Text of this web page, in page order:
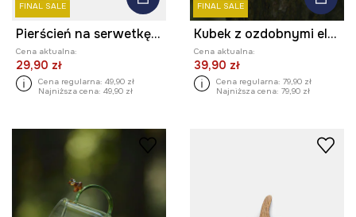
FINAL SALE
Pierścień na serwetkę - dynia (2-pack)
Cena aktualna:
29,90 zł
Cena regularna: 49,90 zł
Najniższa cena: 49,90 zł
FINAL SALE
Kubek z ozdobnymi elementami (2-pack)
Cena aktualna:
39,90 zł
Cena regularna: 79,90 zł
Najniższa cena: 79,90 zł